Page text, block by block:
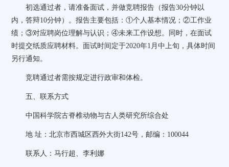
初选通过者，请准备面试，并做竞聘报告（报告30分钟以
内，答辩10分钟）。报告主要包括：①个人基本情况；②工作业
绩；③对应聘岗位理解与认识；④未来工作设想。同时，在面试
时提交纸质应聘材料。面试时间定于2020年1 月中上旬，具体时间
另行通知。
竞聘通过者需按规定进行政审和体检。
五、联系方式
中国科学院古脊椎动物与古人类研究所综合处
地 址：北京市西城区西外大街142号，邮编： 100044
联系人：马行超、李利娜